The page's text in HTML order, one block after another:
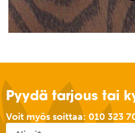
Pyydä tarjous tai
Voit myös soittaa: 010 323